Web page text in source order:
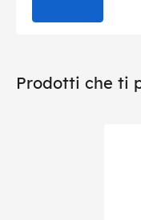
Prodotti che ti